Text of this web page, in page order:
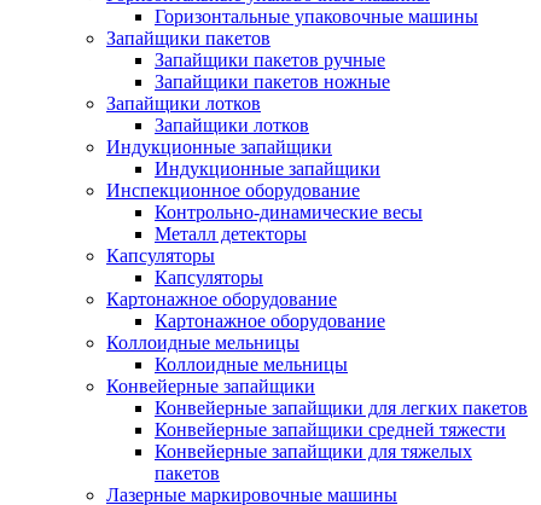
Горизонтальные упаковочные машины
Запайщики пакетов
Запайщики пакетов ручные
Запайщики пакетов ножные
Запайщики лотков
Запайщики лотков
Индукционные запайщики
Индукционные запайщики
Инспекционное оборудование
Контрольно-динамические весы
Металл детекторы
Капсуляторы
Капсуляторы
Картонажное оборудование
Картонажное оборудование
Коллоидные мельницы
Коллоидные мельницы
Конвейерные запайщики
Конвейерные запайщики для легких пакетов
Конвейерные запайщики средней тяжести
Конвейерные запайщики для тяжелых
пакетов
Лазерные маркировочные машины